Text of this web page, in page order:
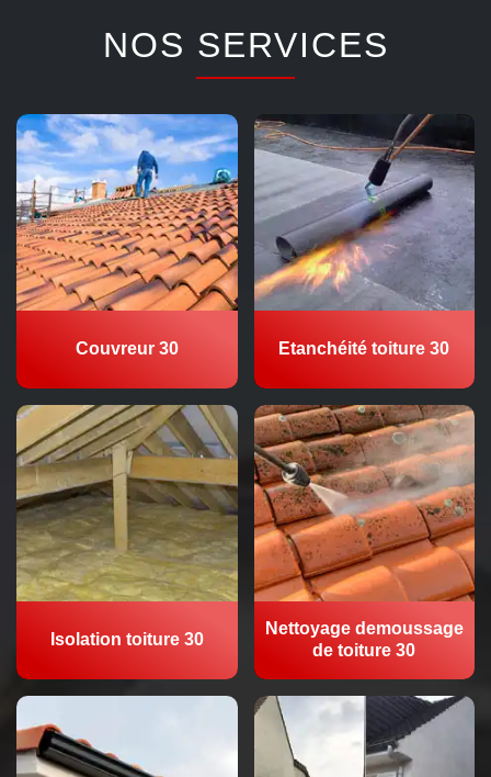
NOS SERVICES
Couvreur 30 Etanchéité toiture 30
Isolation toiture 30
Nettoyage demoussage
de toiture 30